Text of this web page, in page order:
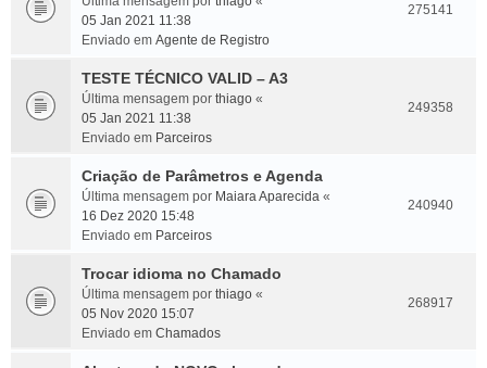
05 Jan 2021 11:38
Enviado em Agente de Registro
275141
TESTE TÉCNICO VALID – A3
Última mensagem por thiago «
05 Jan 2021 11:38
Enviado em Parceiros
249358
Criação de Parâmetros e Agenda
Última mensagem por Maiara Aparecida «
16 Dez 2020 15:48
Enviado em Parceiros
240940
Trocar idioma no Chamado
Última mensagem por thiago «
05 Nov 2020 15:07
Enviado em Chamados
268917